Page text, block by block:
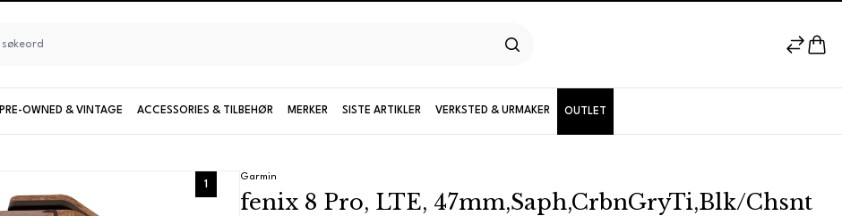
PRE-OWNED & VINTAGE ACCESSORIES & TILBEHØR MERKER
UTFORSK KOLLEKSJONER OG MODELLER
SISTE ARTIKLER VERKSTED & URMAKER OUTLET
1
Garmin
fenix 8 Pro, LTE, 47mm,Saph,CrbnGryTi,Blk/Chsnt